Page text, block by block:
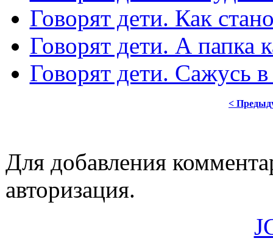
Говорят дети. Как
Говорят дети. А папка
Говорят дети. Сажусь
<
Для добавления
авторизация.